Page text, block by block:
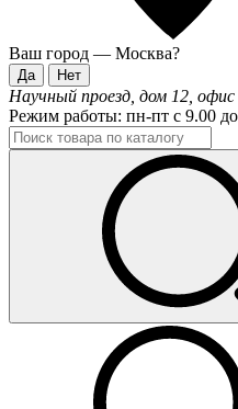
Ваш город — Москва?
Научный проезд, дом 12,
Режим работы: пн-пт с 9.00